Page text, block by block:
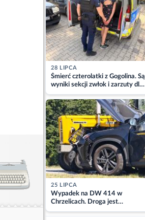
28 LIPCA
Śmierć czterolatki z Gogolina. Są
wyniki sekcji zwłok i zarzuty dla
matki
25 LIPCA
Wypadek na DW 414 w
Chrzelicach. Droga jest
zablokowana